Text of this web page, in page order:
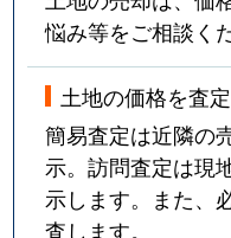
悩み等をご相談く
土地の価格を査定
簡易査定は近隣の
示。訪問査定は現
示します。また、
査します。